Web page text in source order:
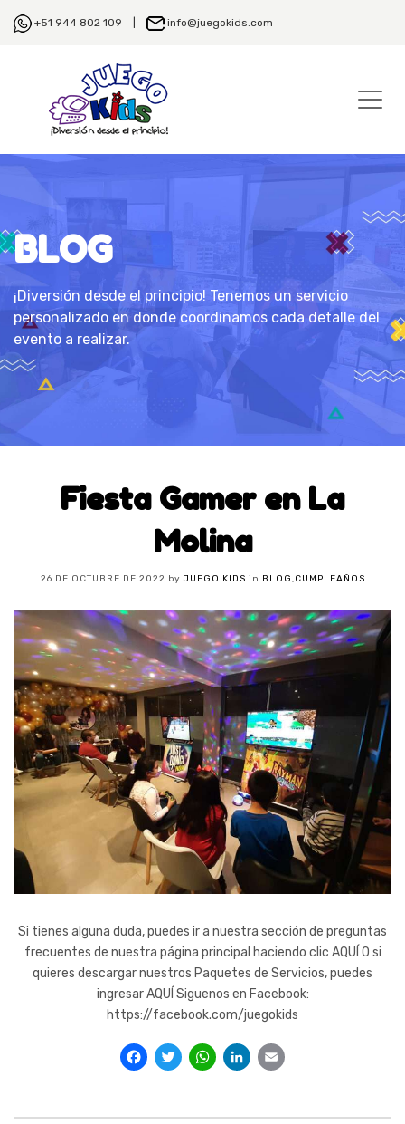
+51 944 802 109 | info@juegokids.com
BLOG
¡Diversión desde el principio! Tenemos un servicio
personalizado en donde coordinamos cada detalle del
evento a realizar.
Fiesta Gamer en La
Molina
26 DE OCTUBRE DE 2022 by JUEGO KIDS in BLOG,CUMPLEAÑOS
Si tienes alguna duda, puedes ir a nuestra sección de preguntas
frecuentes de nuestra página principal haciendo clic AQUÍ O si
quieres descargar nuestros Paquetes de Servicios, puedes
ingresar AQUÍ Siguenos en Facebook:
https://facebook.com/juegokids
Facebook
Twitter
WhatsApp
LinkedIn